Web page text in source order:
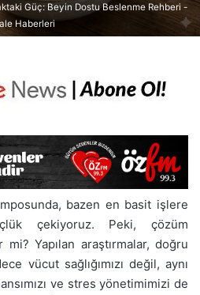
Güç: Beyin Dostu Beslenme Rehberi -
Haberleri
bazen en basit işlere
çekiyoruz. Peki, çözüm
mi? Yapılan araştırmalar, doğru
vücut sağlığımızı değil, aynı
ve stres yönetimimizi de